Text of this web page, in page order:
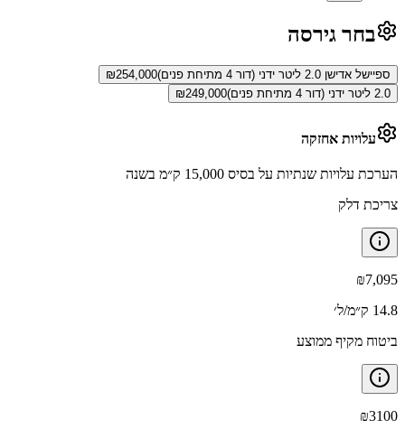
בחר גירסה
ספיישל אדישן 2.0 ליטר ידני (דור 4 מתיחת פנים) ₪254,000
2.0 ליטר ידני (דור 4 מתיחת פנים)
₪249,000
עלויות אחזקה
הערכת עלויות שנתיות על בסיס 15,000 ק״מ בשנה
צריכת דלק
₪7,095
14.8 ק״מ/ל׳
ביטוח מקיף ממוצע
₪3100